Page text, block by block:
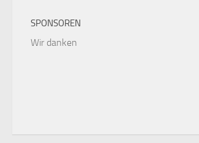
SPONSOREN
Wir danken